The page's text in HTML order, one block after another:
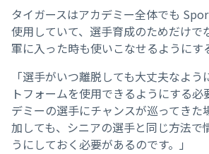
タイガースはアカデミー全体でも
使用していて、選手育成のためだけで
軍に入った時も使いこなせるようにす
「選手がいつ離脱しても大丈夫なよ
トフォームを使用できるようにする必
デミーの選手にチャンスが巡ってきた
加しても、シニアの選手と同じ方法で
うにしておく必要があるのです。」